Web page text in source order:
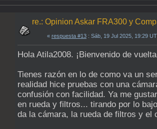
re.: Opinion Askar FRA300 y
« respuesta #13 : Sáb, 19 Jul 2025, 19:29
Hola Atila2008. ¡Bienvenido de
Tienes razón en lo de como va un
realidad hice pruebas con una
confusión con facilidad. Ya me
en rueda y filtros... tirando por lo
da la cámara, la rueda de filtros y el